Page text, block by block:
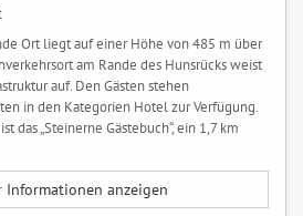
Ort liegt auf einer Höhe von 485 m über
am Rande des Hunsrücks weist
auf. Den Gästen stehen
in den Kategorien Hotel zur Verfügung.
das „Steinerne Gästebuch“, ein 1,7 km
Informationen anzeigen